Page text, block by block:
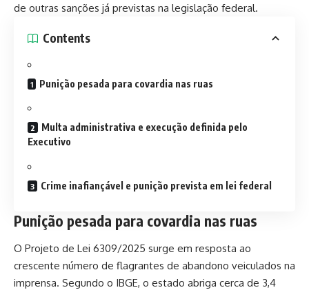
de outras sanções já previstas na legislação federal.
Contents
Punição pesada para covardia nas ruas
Multa administrativa e execução definida pelo
Executivo
Crime inafiançável e punição prevista em lei federal
Punição pesada para covardia nas ruas
O Projeto de Lei 6309/2025 surge em resposta ao
crescente número de flagrantes de abandono veiculados na
imprensa. Segundo o IBGE, o estado abriga cerca de 3,4